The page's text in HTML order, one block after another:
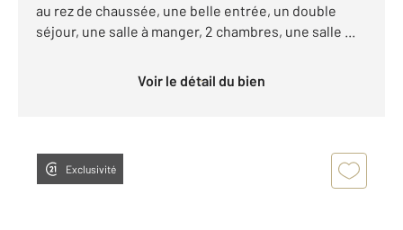
au rez de chaussée, une belle entrée, un double
séjour, une salle à manger, 2 chambres, une salle ...
Voir le détail du bien
Exclusivité